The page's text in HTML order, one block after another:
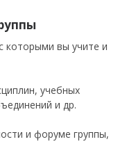
которыми вы учите и
учебных
и др.
и форуме группы,